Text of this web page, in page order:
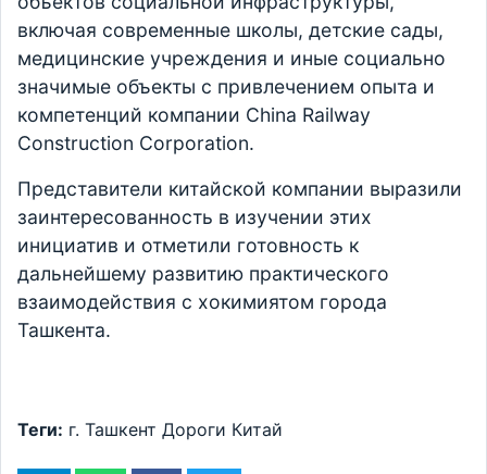
включая современные школы, детские сады,
медицинские учреждения и иные социально
значимые объекты с привлечением опыта и
компетенций компании China Railway
Construction Corporation.
Представители китайской компании выразили
заинтересованность в изучении этих
инициатив и отметили готовность к
дальнейшему развитию практического
взаимодействия с хокимиятом города
Ташкента.
Теги: г. Ташкент Дороги Китай